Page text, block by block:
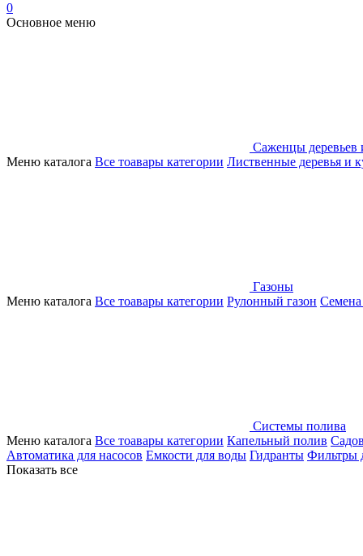
0
Основное меню
Саженцы деревьев
Меню каталога Все тоавары категории Лиственные деревья и
Газоны
Меню каталога Все тоавары категории Рулонный газон Семена
Системы полива
Меню каталога Все тоавары категории Капельный полив
Автоматика для насосов Емкости для воды Гидранты Фильтры
Показать все